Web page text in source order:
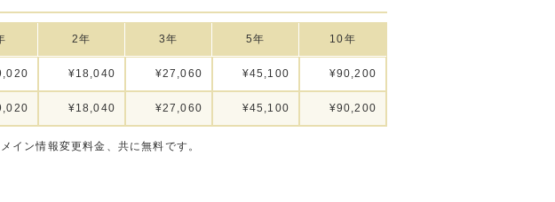
2年 3年 5年 10年
¥18,040 ¥27,060 ¥45,100 ¥90,200
¥18,040 ¥27,060 ¥45,100 ¥90,200
イン情報変更料金、共に無料です。